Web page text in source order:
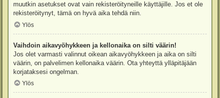
muutkin asetukset ovat vain rekisteröityneille käyttäjille. Jos et ole
rekisteröitynyt, tämä on hyvä aika tehdä niin.
Ylös
Vaihdoin aikavyöhykkeen ja kellonaika on silti väärin!
Jos olet varmasti valinnut oikean aikavyöhykkeen ja aika on silti
väärin, on palvelimen kellonaika väärin. Ota yhteyttä ylläpitäjään
korjataksesi ongelman.
Ylös